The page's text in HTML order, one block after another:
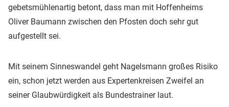
gebetsmühlenartig betont, dass man mit Hoffenheims
Oliver Baumann zwischen den Pfosten doch sehr gut
aufgestellt sei.
Mit seinem Sinneswandel geht Nagelsmann großes Risiko
ein, schon jetzt werden aus Expertenkreisen Zweifel an
seiner Glaubwürdigkeit als Bundestrainer laut.